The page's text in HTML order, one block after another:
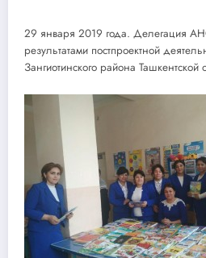
29 января 2019 года. Делегация
результатами постпроектной
Зангиотинского района Ташкентской